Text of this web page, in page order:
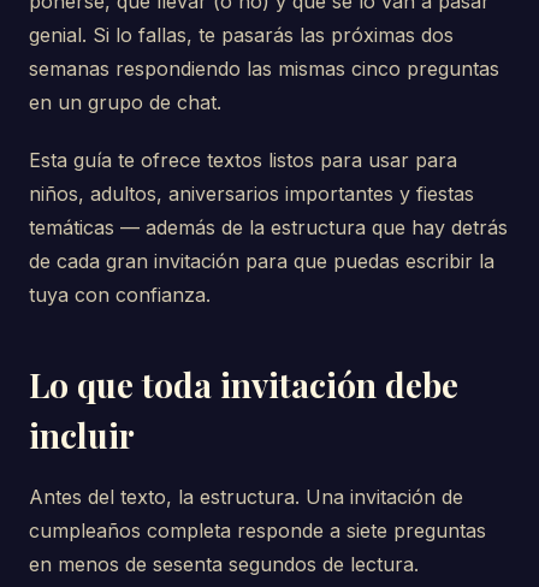
genial. Si lo fallas, te pasarás las próximas dos
semanas respondiendo las mismas cinco preguntas
en un grupo de chat.
Esta guía te ofrece textos listos para usar para
niños, adultos, aniversarios importantes y fiestas
temáticas — además de la estructura que hay detrás
de cada gran invitación para que puedas escribir la
tuya con confianza.
Lo que toda invitación debe
incluir
Antes del texto, la estructura. Una invitación de
cumpleaños completa responde a siete preguntas
en menos de sesenta segundos de lectura.